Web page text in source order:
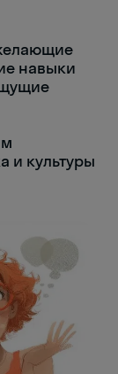
навыки
и культуры